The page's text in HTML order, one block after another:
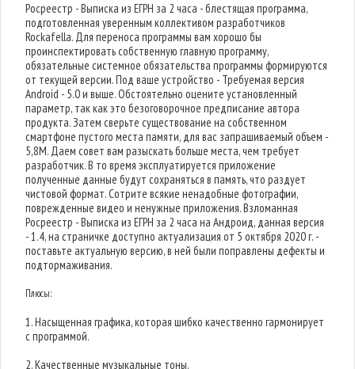
Росреестр - Выписка из ЕГРН за 2 часа - блестящая программа,
подготовленная уверенным коллективом разработчиков
Rockafella. Для переноса программы вам хорошо бы
проинспектировать собственную главную программу,
обязательные системное обязательства программы формируются
от текущей версии. Под ваше устройство - Требуемая версия
Android - 5.0 и выше. Обстоятельно оцените установленный
параметр, так как это безоговорочное предписание автора
продукта. Затем сверьте существование на собственном
смартфоне пустого места памяти, для вас запрашиваемый объем -
5,8M. Даем совет вам разыскать больше места, чем требует
разработчик. В то время эксплуатируется приложение
полученные данные будут сохраняться в память, что раздует
чистовой формат. Сотрите всякие ненадобные фотографии,
поврежденные видео и ненужные приложения. Взломанная
Росреестр - Выписка из ЕГРН за 2 часа на Андроид, данная версия
- 1.4, на страничке доступно актуализация от 5 октября 2020 г. -
поставьте актуальную версию, в ней были поправлены дефекты и
подтормаживания.
Плюсы:
1. Насыщенная графика, которая шибко качественно гармонирует
с программой.
2. Качественные музыкальные тоны.